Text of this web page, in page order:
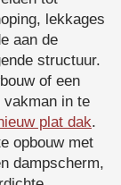
lekkages
aan de
structuur.
of een
vakman in te
plat dak.
opbouw met
dampscherm,